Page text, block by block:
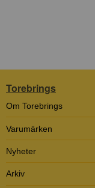
Torebrings
Om Torebrings
Varumärken
Nyheter
Arkiv